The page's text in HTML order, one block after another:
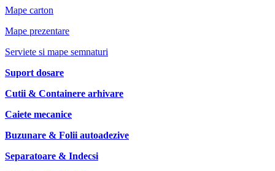
Mape carton
Mape prezentare
Serviete si mape semnaturi
Suport dosare
Cutii & Containere arhivare
Caiete mecanice
Buzunare & Folii autoadezive
Separatoare & Indecsi